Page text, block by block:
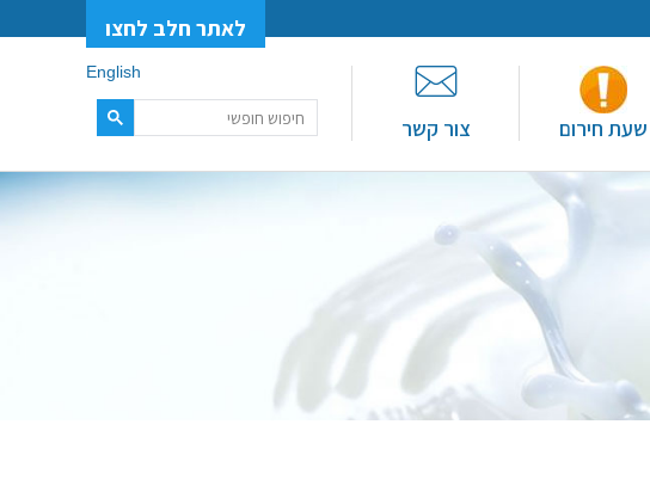
לאתר חלב לחצו
שעת חירום צור קשר
English